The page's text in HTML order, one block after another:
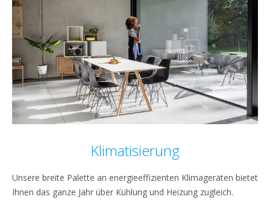
Klimatisierung
Unsere breite Palette an energieeffizienten Klimageräten bietet
Ihnen das ganze Jahr über Kühlung und Heizung zugleich.